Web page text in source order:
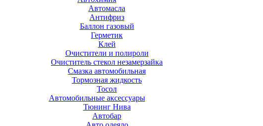
Автомасла
Антифриз
Баллон газовый
Герметик
Клей
Очистители и полироли
Очиститель стекол незамерзайка
Смазка автомобильная
Тормозная жидкость
Тосол
Автомобильные аксессуары
Тюнинг Нива
Автобар